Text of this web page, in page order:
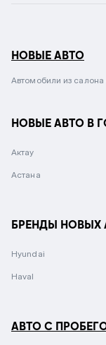
НОВЫЕ АВТО
Автомобили из
НОВЫЕ АВТО В
Актау
Астана
БРЕНДЫ НОВЫХ
Hyundai
Haval
АВТО С